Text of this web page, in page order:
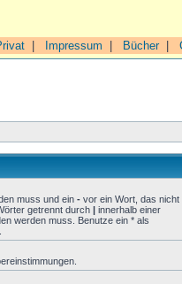
Impressum Bücher|
muss und ein - vor ein Wort, das nicht
getrennt durch | innerhalb einer
werden muss. Benutze ein * als